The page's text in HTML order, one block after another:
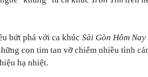
bứt phá với ca khúc
Sài Gòn Hôm Nay
con tim tan vỡ chiếm nhiều tình cảm
hạ nhiệt.